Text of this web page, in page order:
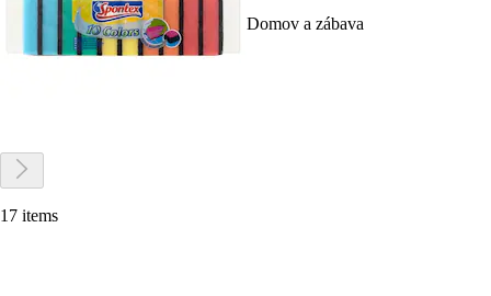
Domov a zábava
17 items